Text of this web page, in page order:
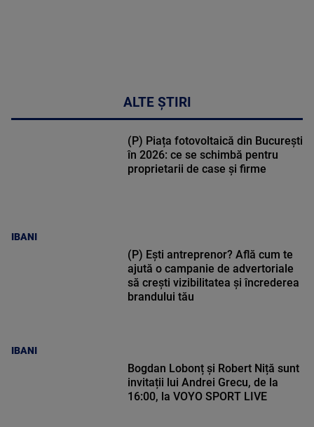
ALTE ȘTIRI
IBANI
(P) Piața fotovoltaică din București
în 2026: ce se schimbă pentru
proprietarii de case și firme
IBANI
(P) Ești antreprenor? Află cum te
ajută o campanie de advertoriale
să crești vizibilitatea și încrederea
brandului tău
Bogdan Lobonț și Robert Niță sunt
invitații lui Andrei Grecu, de la
16:00, la VOYO SPORT LIVE